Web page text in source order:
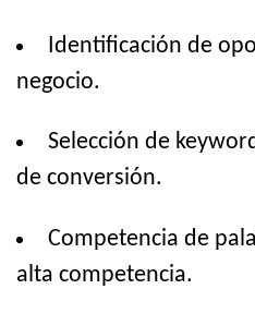
Identificación de
negocio.
Selección de
de conversión.
Competencia de
alta competencia.